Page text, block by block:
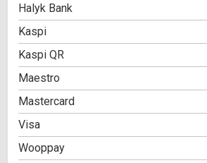
Halyk Bank
Kaspi
Kaspi QR
Maestro
Mastercard
Visa
Wooppay